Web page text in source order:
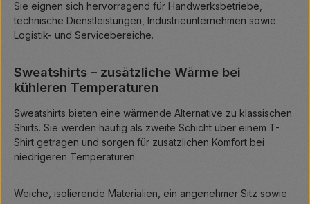
Sie eignen sich hervorragend für Handwerksbetriebe,
technische Dienstleistungen, Industrieunternehmen sowie
Logistik- und Servicebereiche.
Sweatshirts – zusätzliche Wärme bei
kühleren Temperaturen
Sweatshirts bieten eine wärmende Alternative zu klassischen
Shirts. Sie werden häufig als zweite Schicht über einem T-
Shirt getragen und sorgen für zusätzlichen Komfort bei
niedrigeren Temperaturen.
Weiche, isolierende Materialien, ein angenehmer Sitz sowie